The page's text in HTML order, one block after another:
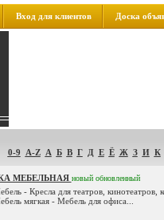
Вход для клиентов Доска
0-9 A-Z А Б В Г Д Е Ё Ж З И К
МЕБЕЛЬНАЯ новый обновленный
- Кресла для театров, кинотеатров,
мягкая - Мебель для офиса...